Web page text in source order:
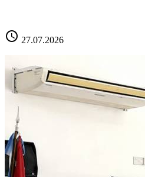
schedule 27.07.2026